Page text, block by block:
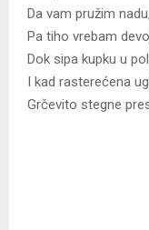
Da vam pružim nadu,
Pa tiho vrebam
Dok sipa kupku u
I kad rasterećena
Grčevito stegne